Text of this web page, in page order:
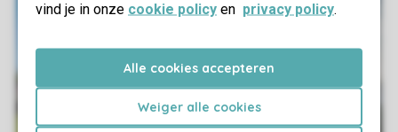
vind je in onze cookie policy en privacy policy.
Alle cookies accepteren
Weiger alle cookies